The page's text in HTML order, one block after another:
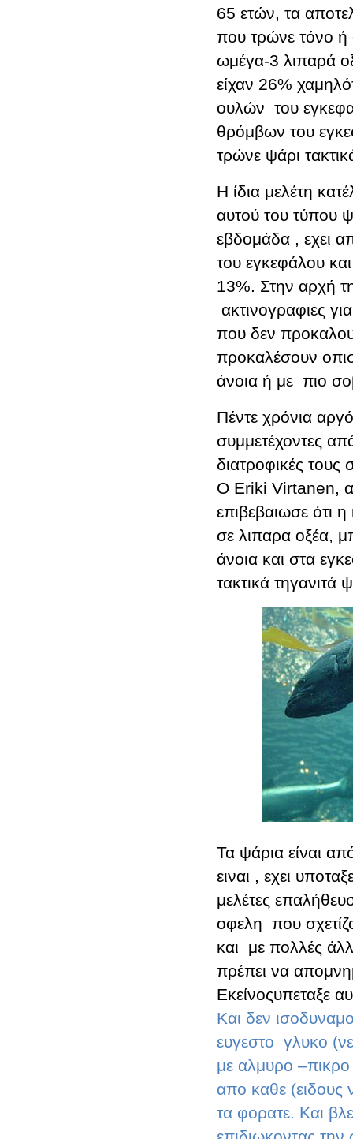
65 ετών, τα
που τρώνε τόνο ή
ωμέγα-3 λιπαρά
είχαν 26%
ουλών του
θρόμβων του
τρώνε ψάρι
Η ίδια μελέτη
αυτού του τύπου
εβδομάδα , εχει
του εγκεφάλου
13%. Στην αρχή
ακτινογραφιες
που δεν
προκαλέσουν
άνοια ή με πιο
Πέντε χρόνια
συμμετέχοντες
διατροφικές τους
Ο Eriki Virtanen,
επιβεβαιωσε ότι
σε λιπαρα οξέα,
άνοια και στα
τακτικά τηγανιτά
Τα ψάρια είναι
ειναι , εχει
μελέτες
οφελη που
και
με πολλές
πρέπει να
Εκείνοςυπεταξε
Και δεν
ευγεστο γλυκο
με αλμυρο
απο καθε (ειδους
τα φορατε. Και